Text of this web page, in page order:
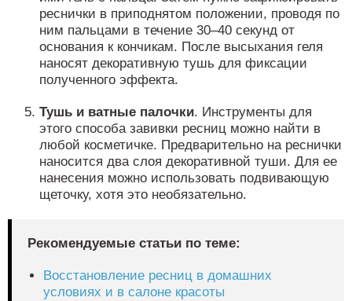
реснички в приподнятом положении, проводя по
ним пальцами в течение 30–40 секунд от
основания к кончикам. После высыхания геля
наносят декоративную тушь для фиксации
полученного эффекта.
Тушь и ватные палочки. Инструменты для
этого способа завивки ресниц можно найти в
любой косметичке. Предварительно на реснички
наносится два слоя декоративной туши. Для ее
нанесения можно использовать подвивающую
щеточку, хотя это необязательно.
Рекомендуемые статьи по теме:
Восстановление ресниц в домашних
условиях и в салоне красоты